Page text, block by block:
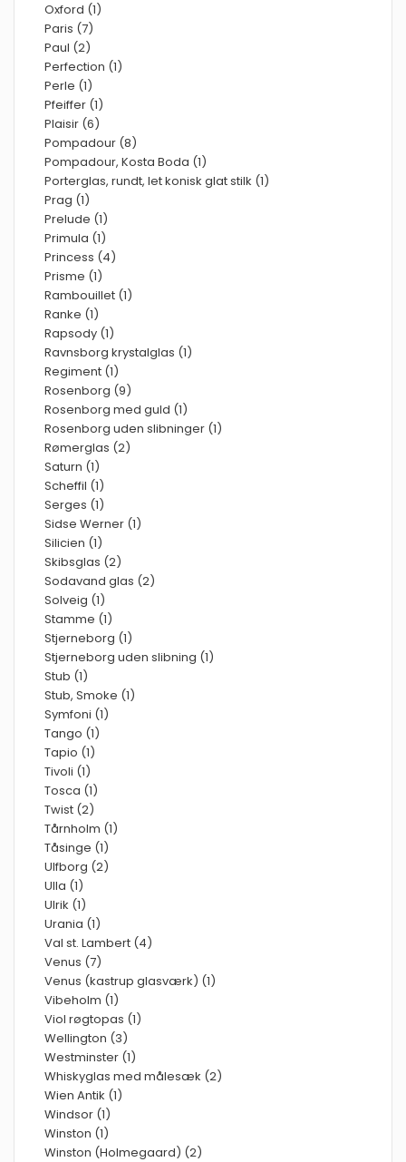
Oxford (1)
Paris (7)
Paul (2)
Perfection (1)
Perle (1)
Pfeiffer (1)
Plaisir (6)
Pompadour (8)
Pompadour, Kosta Boda (1)
Porterglas, rundt, let konisk glat stilk (1)
Prag (1)
Prelude (1)
Primula (1)
Princess (4)
Prisme (1)
Rambouillet (1)
Ranke (1)
Rapsody (1)
Ravnsborg krystalglas (1)
Regiment (1)
Rosenborg (9)
Rosenborg med guld (1)
Rosenborg uden slibninger (1)
Rømerglas (2)
Saturn (1)
Scheffil (1)
Serges (1)
Sidse Werner (1)
Silicien (1)
Skibsglas (2)
Sodavand glas (2)
Solveig (1)
Stamme (1)
Stjerneborg (1)
Stjerneborg uden slibning (1)
Stub (1)
Stub, Smoke (1)
Symfoni (1)
Tango (1)
Tapio (1)
Tivoli (1)
Tosca (1)
Twist (2)
Tårnholm (1)
Tåsinge (1)
Ulfborg (2)
Ulla (1)
Ulrik (1)
Urania (1)
Val st. Lambert (4)
Venus (7)
Venus (kastrup glasværk) (1)
Vibeholm (1)
Viol røgtopas (1)
Wellington (3)
Westminster (1)
Whiskyglas med målesæk (2)
Wien Antik (1)
Windsor (1)
Winston (1)
Winston (Holmegaard) (2)